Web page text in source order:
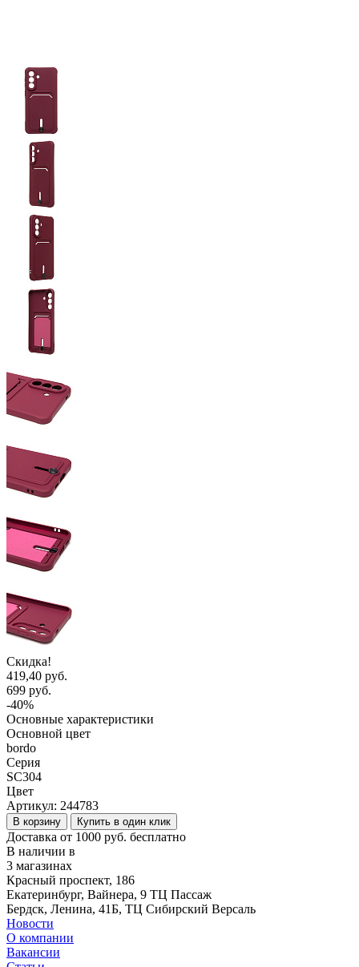
Скидка!
419,40 руб.
699 руб.
-40%
Основные характеристики
Основной цвет
bordo
Серия
SC304
Цвет
Артикул: 244783
В корзину Купить в один клик
Доставка от 1000 руб. бесплатно
В наличии в
3 магазинах
Красный проспект, 186
Екатеринбург, Вайнера, 9 ТЦ Пассаж
Бердск, Ленина, 41Б, ТЦ Сибирский Версаль
Новости
О компании
Вакансии